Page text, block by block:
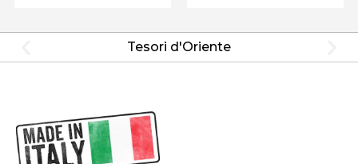
Tesori d'Oriente